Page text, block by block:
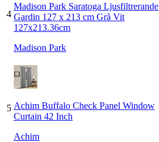
4
Madison Park Saratoga Ljusfiltrerande
Gardin 127 x 213 cm Grå Vit
127x213.36cm
Madison Park
5 Achim Buffalo Check Panel Window
Curtain 42 Inch
Achim